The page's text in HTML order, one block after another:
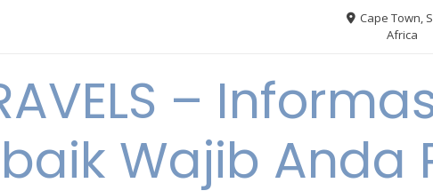
Cape Town,
Africa
–
Wajib Anda